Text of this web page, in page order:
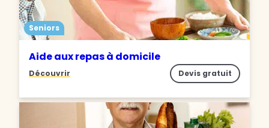
Seniors
Aide aux repas à domicile
Découvrir Devis gratuit